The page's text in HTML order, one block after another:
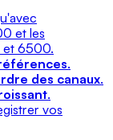
et les
et 6500.
.
des canaux.
.
vos